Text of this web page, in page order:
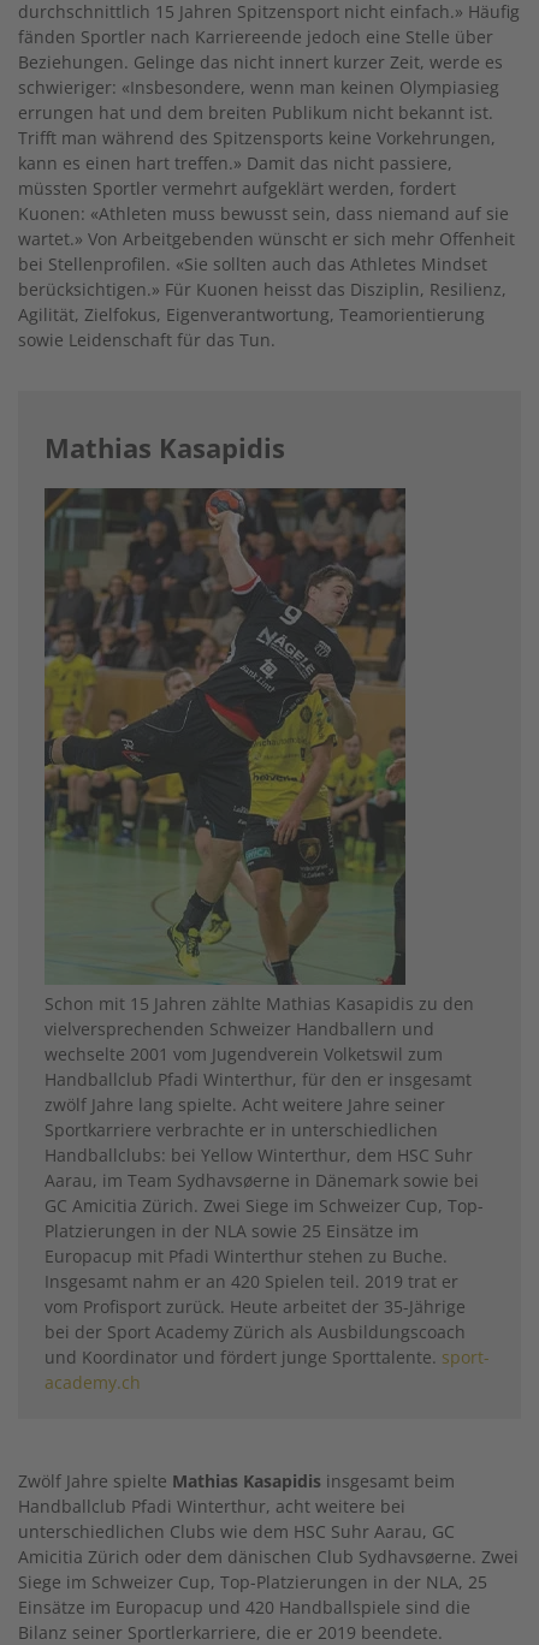
durchschnittlich 15 Jahren Spitzensport nicht einfach.» Häufig
fänden Sportler nach Karriereende jedoch eine Stelle über
Beziehungen. Gelinge das nicht innert kurzer Zeit, werde es
schwieriger: «Insbesondere, wenn man keinen Olympiasieg
errungen hat und dem breiten Publikum nicht bekannt ist.
Trifft man während des Spitzensports keine Vorkehrungen,
kann es einen hart treffen.» Damit das nicht passiere,
müssten Sportler vermehrt aufgeklärt werden, fordert
Kuonen: «Athleten muss bewusst sein, dass niemand auf sie
wartet.» Von Arbeitgebenden wünscht er sich mehr Offenheit
bei Stellenprofilen. «Sie sollten auch das Athletes Mindset
berücksichtigen.» Für Kuonen heisst das Disziplin, Resilienz,
Agilität, Zielfokus, Eigenverantwortung, Teamorientierung
sowie Leidenschaft für das Tun.
Mathias Kasapidis
Image
Schon mit 15 Jahren zählte Mathias Kasapidis zu den
vielversprechenden Schweizer Handballern und
wechselte 2001 vom Jugendverein Volketswil zum
Handballclub Pfadi Winterthur, für den er insgesamt
zwölf Jahre lang spielte. Acht weitere Jahre seiner
Sportkarriere verbrachte er in unterschiedlichen
Handballclubs: bei Yellow Winterthur, dem HSC Suhr
Aarau, im Team Sydhavsøerne in Dänemark sowie bei
GC Amicitia Zürich. Zwei Siege im Schweizer Cup, Top-
Platzierungen in der NLA sowie 25 Einsätze im
Europacup mit Pfadi Winterthur stehen zu Buche.
Insgesamt nahm er an 420 Spielen teil. 2019 trat er
vom Profisport zurück. Heute arbeitet der 35-Jährige
bei der Sport Academy Zürich als Ausbildungscoach
und Koordinator und fördert junge Sporttalente. sport-
academy.ch
Zwölf Jahre spielte Mathias Kasapidis insgesamt beim
Handballclub Pfadi Winterthur, acht weitere bei
unterschiedlichen Clubs wie dem HSC Suhr Aarau, GC
Amicitia Zürich oder dem dänischen Club Sydhavsøerne. Zwei
Siege im Schweizer Cup, Top-Platzierungen in der NLA, 25
Einsätze im Europacup und 420 Handballspiele sind die
Bilanz seiner Sportlerkarriere, die er 2019 beendete.